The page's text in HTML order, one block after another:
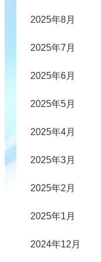
2025年8月
2025年7月
2025年6月
2025年5月
2025年4月
2025年3月
2025年2月
2025年1月
2024年12月